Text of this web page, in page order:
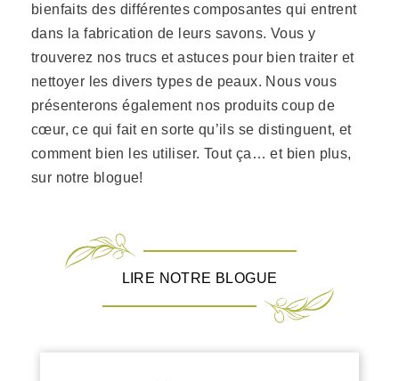
bienfaits des différentes composantes qui entrent
dans la fabrication de leurs savons. Vous y
trouverez nos trucs et astuces pour bien traiter et
nettoyer les divers types de peaux. Nous vous
présenterons également nos produits coup de
cœur, ce qui fait en sorte qu’ils se distinguent, et
comment bien les utiliser. Tout ça… et bien plus,
sur notre blogue!
LIRE NOTRE BLOGUE